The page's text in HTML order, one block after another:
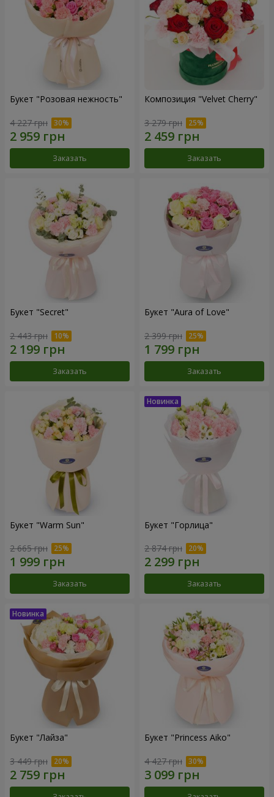
Букет "Розовая нежность"
4 227 грн
Заказать
Композиция "Velvet Cherry"
3 279 грн
Заказать
Букет "Secret"
2 443 грн
Заказать
Букет "Aura of Love"
2 399 грн
Заказать
Букет "Warm Sun"
2 665 грн
Заказать
Букет "Горлица"
2 874 грн
Заказать
Букет "Лайза"
3 449 грн
Букет "Princess Aiko"
4 427 грн